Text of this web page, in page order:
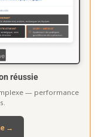
réussie
— performance
→